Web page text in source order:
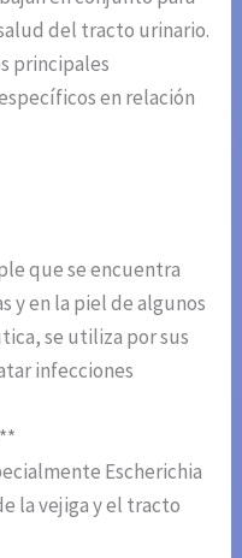
del tracto urinario.
principales
en relación
que se encuentra
y en la piel de algunos
se utiliza por sus
infecciones
Escherichia
la vejiga y el tracto